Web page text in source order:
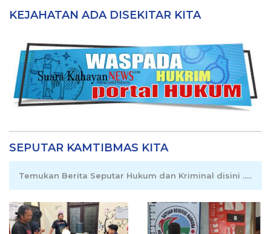
KEJAHATAN ADA DISEKITAR KITA
SEPUTAR KAMTIBMAS KITA
Temukan Berita Seputar Hukum dan Kriminal disini .....